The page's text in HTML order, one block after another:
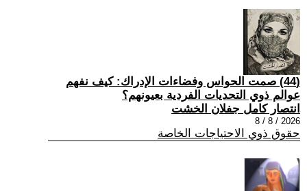
(44) صمت الحواس وفضاءات الإدراك: كيف نفهم
عوالم ذوي التحديات الفردية بعيونهم؟
انتصار كامل جفلان الخشت
2026 / 8 / 8
حقوق ذوي الاحتياجات الخاصة